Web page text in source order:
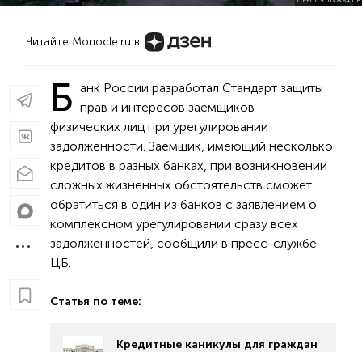
Читайте Monocle.ru в
Б анк России разработал Cтандарт защиты
прав и интересов заемщиков —
физических лиц при урегулировании
задолженности. Заемщик, имеющий несколько
кредитов в разных банках, при возникновении
сложных жизненных обстоятельств сможет
обратиться в один из банков с заявлением о
комплексном урегулировании сразу всех
задолженностей, сообщили в пресс-службе
ЦБ.
Статья по теме:
Кредитные каникулы для граждан